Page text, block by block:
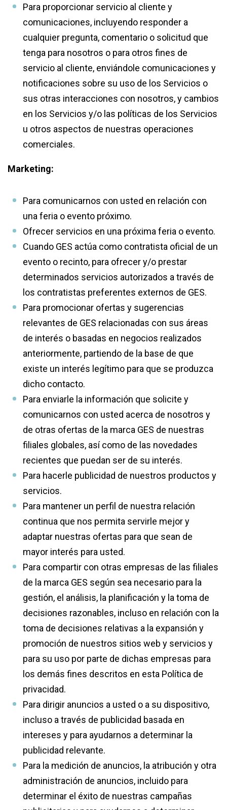
Para proporcionar servicio al cliente y
comunicaciones, incluyendo responder a
cualquier pregunta, comentario o solicitud que
tenga para nosotros o para otros fines de
servicio al cliente, enviándole comunicaciones y
notificaciones sobre su uso de los Servicios o
sus otras interacciones con nosotros, y cambios
en los Servicios y/o las políticas de los Servicios
u otros aspectos de nuestras operaciones
comerciales.
Marketing:
Para comunicarnos con usted en relación con
una feria o evento próximo.
Ofrecer servicios en una próxima feria o evento.
Cuando GES actúa como contratista oficial de un
evento o recinto, para ofrecer y/o prestar
determinados servicios autorizados a través de
los contratistas preferentes externos de GES.
Para promocionar ofertas y sugerencias
relevantes de GES relacionadas con sus áreas
de interés o basadas en negocios realizados
anteriormente, partiendo de la base de que
existe un interés legítimo para que se produzca
dicho contacto.
Para enviarle la información que solicite y
comunicarnos con usted acerca de nosotros y
de otras ofertas de la marca GES de nuestras
filiales globales, así como de las novedades
recientes que puedan ser de su interés.
Para hacerle publicidad de nuestros productos y
servicios.
Para mantener un perfil de nuestra relación
continua que nos permita servirle mejor y
adaptar nuestras ofertas para que sean de
mayor interés para usted.
Para compartir con otras empresas de las filiales
de la marca GES según sea necesario para la
gestión, el análisis, la planificación y la toma de
decisiones razonables, incluso en relación con la
toma de decisiones relativas a la expansión y
promoción de nuestros sitios web y servicios y
para su uso por parte de dichas empresas para
los demás fines descritos en esta Política de
privacidad.
Para dirigir anuncios a usted o a su dispositivo,
incluso a través de publicidad basada en
intereses y para ayudarnos a determinar la
publicidad relevante.
Para la medición de anuncios, la atribución y otra
administración de anuncios, incluido para
determinar el éxito de nuestras campañas